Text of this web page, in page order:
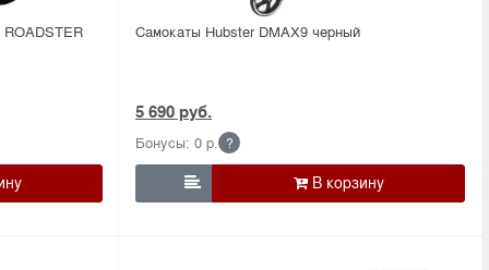
Самокаты Hubster DMAX9 черный
5 690 руб.
Бонусы: 0 р. ?
